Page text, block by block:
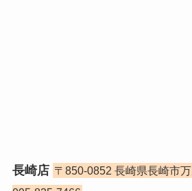
長崎店 〒850-0852 長崎県長崎市